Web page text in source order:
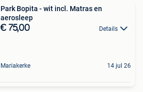
Park Bopita - wit incl. Matras en
aerosleep
€ 75,00 Details
Mariakerke 14 jul 26